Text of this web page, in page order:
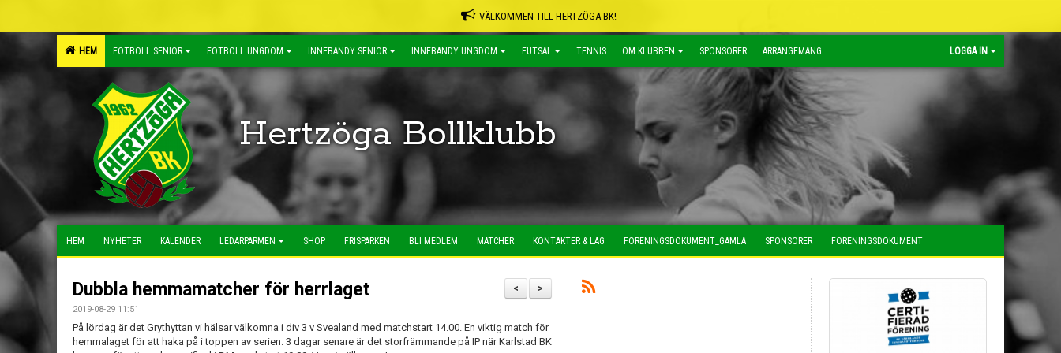
VÄLKOMMEN TILL HERTZÖGA BK!
HEM FOTBOLL SENIOR FOTBOLL UNGDOM INNEBANDY SENIOR INNEBANDY UNGDOM FUTSAL TENNIS OM KLUBBEN SPONSORER ARRANGEMANG LOGGA IN
Hertzöga Bollklubb
HEM NYHETER KALENDER LEDARPÄRMEN SHOP FRISPARKEN BLI MEDLEM MATCHER KONTAKTER & LAG FÖRENINGSDOKUMENT_GAMLA SPONSORER FÖRENINGSDOKUMENT
>
<
Dubbla hemmamatcher för herrlaget
2019-08-29 11:51
På lördag är det Grythyttan vi hälsar välkomna i div 3 v Svealand med matchstart 14.00. En viktig match för
hemmalaget för att haka på i toppen av serien. 3 dagar senare är det storfrämmande på IP när Karlstad BK